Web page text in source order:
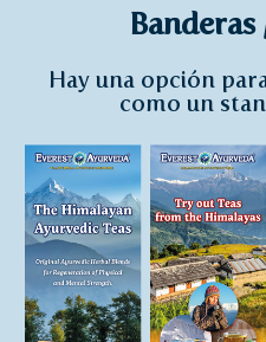
Hay una opción
como un